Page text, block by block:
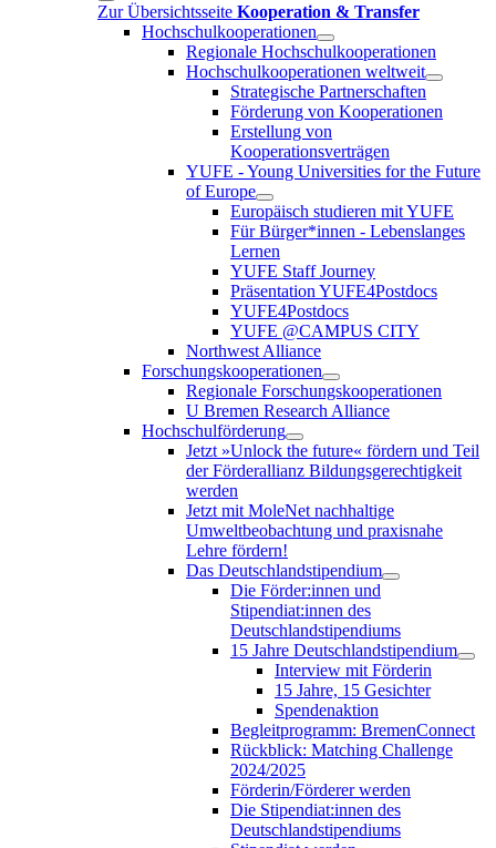
Zur Übersichtsseite Kooperation & Transfer
Hochschulkooperationen
Regionale Hochschulkooperationen
Hochschulkooperationen weltweit
Strategische Partnerschaften
Förderung von Kooperationen
Erstellung von
Kooperationsverträgen
YUFE - Young Universities for the Future
of Europe
Europäisch studieren mit YUFE
Für Bürger*innen - Lebenslanges
Lernen
YUFE Staff Journey
Präsentation YUFE4Postdocs
YUFE4Postdocs
YUFE @CAMPUS CITY
Northwest Alliance
Forschungskooperationen
Regionale Forschungskooperationen
U Bremen Research Alliance
Hochschulförderung
Jetzt »Unlock the future« fördern und Teil
der Förderallianz Bildungsgerechtigkeit
werden
Jetzt mit MoleNet nachhaltige
Umweltbeobachtung und praxisnahe
Lehre fördern!
Das Deutschlandstipendium
Die Förder:innen und
Stipendiat:innen des
Deutschlandstipendiums
15 Jahre Deutschlandstipendium
Interview mit Förderin
15 Jahre, 15 Gesichter
Spendenaktion
Begleitprogramm: BremenConnect
Rückblick: Matching Challenge
2024/2025
Förderin/Förderer werden
Die Stipendiat:innen des
Deutschlandstipendiums